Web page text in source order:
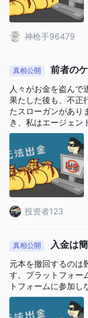
神枪手96479
真相公開
前者の
グループによって
人々がお金を盗んで
果たした後も、不正
たスローガンがあり
き、私はエージェン
投资者123
真相公開 入金は
元本を撤回するのは
す。プラットフォー
トフォームに参加し